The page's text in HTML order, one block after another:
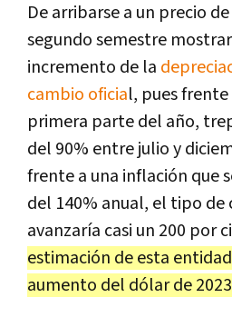
De arribarse a un precio
segundo semestre
incremento de la
cambio oficial, pues frente
primera parte del año,
del 90% entre julio y
frente a una inflación que
del 140% anual, el tipo de
avanzaría casi un 200 por
estimación de esta
aumento del dólar de